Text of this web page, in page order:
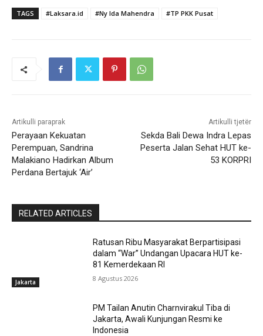
TAGS #Laksara.id #Ny Ida Mahendra #TP PKK Pusat
Artikulli paraprak
Perayaan Kekuatan
Perempuan, Sandrina
Malakiano Hadirkan Album
Perdana Bertajuk ‘Air’
Artikulli tjetër
Sekda Bali Dewa Indra Lepas
Peserta Jalan Sehat HUT ke-
53 KORPRI
RELATED ARTICLES
Jakarta
Ratusan Ribu Masyarakat Berpartisipasi
dalam “War” Undangan Upacara HUT ke-
81 Kemerdekaan RI
8 Agustus 2026
PM Tailan Anutin Charnvirakul Tiba di
Jakarta, Awali Kunjungan Resmi ke
Indonesia